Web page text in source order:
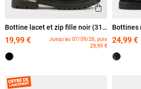
Ajouter aux
Aperçu
Bottine lacet et zip fille noir (31-
19,99 €
Jusqu'au 07/09/26, puis
29,99 €
Bottines
24,99 €